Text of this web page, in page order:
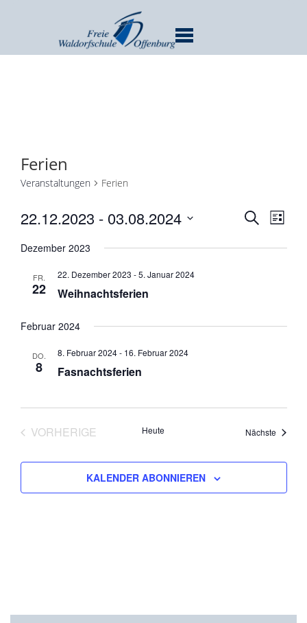
Ferien
Veranstaltungen Ferien
und
SUCHELISTE
22.12.2023 - 03.08.2024
Dezember 2023
FR.
22
22. Dezember 2023 -5. Januar 2024
Weihnachtsferien
Februar 2024
DO.
8
8. Februar 2024- 16. Februar 2024
Fasnachtsferien
VORHERIGE
Heute Nächste
KALENDER ABONNIEREN